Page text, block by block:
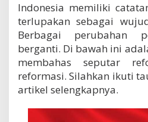
Indonesia memiliki
terlupakan sebagai
Berbagai perubahan
berganti. Di bawah ini
membahas seputar
reformasi. Silahkan ikuti
artikel selengkapnya.